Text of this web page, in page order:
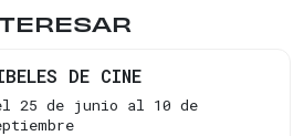
DE CINE
25 de junio al 10 de